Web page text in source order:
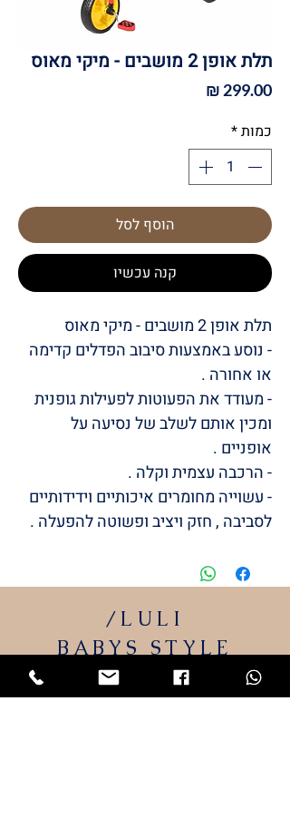
תלת אופן 2 מושבים - מיקי מאוס
כמות*
הוסף לסל
קנה עכשיו
תלת אופן 2 מושבים - מיקי מאוס
- נוסע באמצעות סיבוב הפדלים קדימה
או אחורה .
- מעודד את הפעוטות לפעילות גופנית
ומכין אותם לשלב של נסיעה על
אופניים .
- הרכבה עצמית וקלה .
- עשוייה מחומרים איכותיים וידידותיים
לסביבה , חזק ויציב ופשוטה להפעלה .
/LULI
BABYSSTYLE
המותג שלי LULIהתחיל מתייקי החתלה והמשיך
למוצרי תינוקות שאני מעצבת.